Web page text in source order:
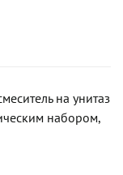
на унитаз
набором,